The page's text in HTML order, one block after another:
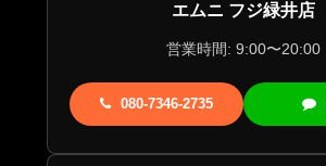
エムニ フジ緑井店
営業時間: 9:00〜20:00
080-7346-2735